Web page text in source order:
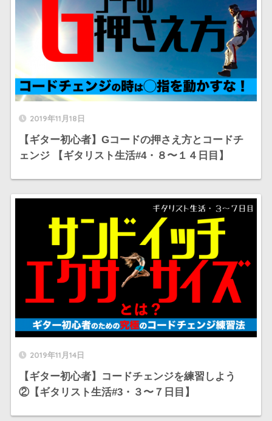
2019年11月18日
【ギター初心者】Gコードの押さえ方とコードチ
ェンジ 【ギタリスト生活#4・８〜１４日目】
2019年11月14日
【ギター初心者】コードチェンジを練習しよう
②【ギタリスト生活#3・３〜７日目】